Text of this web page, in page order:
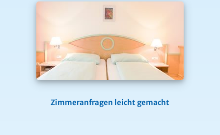
Zimmeranfragen leicht gemacht